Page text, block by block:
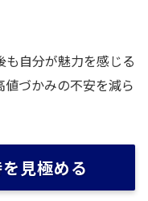
自分が魅力を感じる
づかみの不安を減ら
見極める